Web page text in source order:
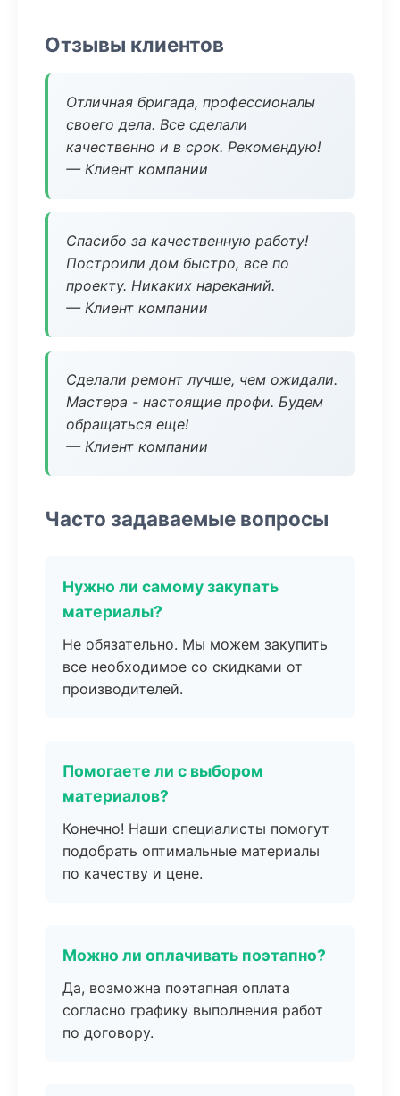
Отзывы клиентов
Отличная бригада, профессионалы
своего дела. Все сделали
качественно и в срок. Рекомендую!
— Клиент компании
Спасибо за качественную работу!
Построили дом быстро, все по
проекту. Никаких нареканий.
— Клиент компании
Сделали ремонт лучше, чем ожидали.
Мастера - настоящие профи. Будем
обращаться еще!
— Клиент компании
Часто задаваемые вопросы
Нужно ли самому закупать
материалы?
Не обязательно. Мы можем закупить
все необходимое со скидками от
производителей.
Помогаете ли с выбором
материалов?
Конечно! Наши специалисты помогут
подобрать оптимальные материалы
по качеству и цене.
Можно ли оплачивать поэтапно?
Да, возможна поэтапная оплата
согласно графику выполнения работ
по договору.